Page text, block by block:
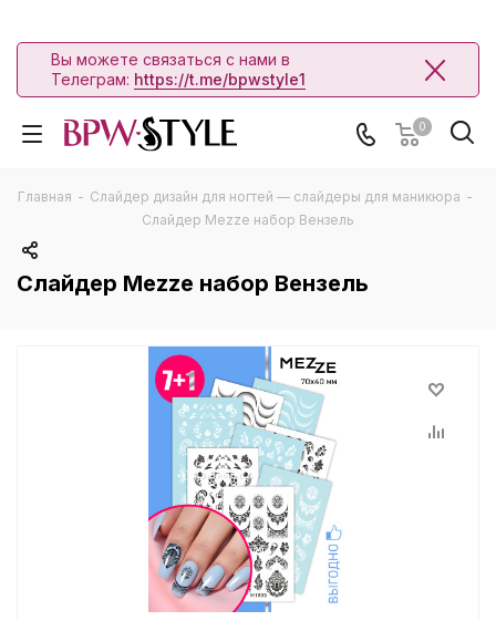
Вы можете связаться с нами в
Телеграм: https://t.me/bpwstyle1
0
Главная - Слайдер дизайн для ногтей — слайдеры для маникюра -
Слайдер Mezze набор Вензель
Слайдер Mezze набор Вензель